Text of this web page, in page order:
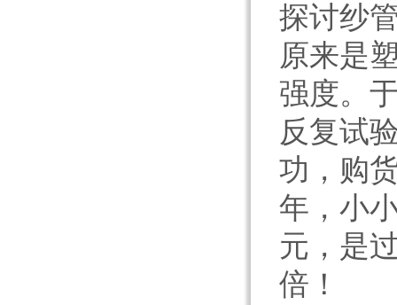
探讨纱
原来是
强度。
反复试
功，购
年，小
元，是
倍！